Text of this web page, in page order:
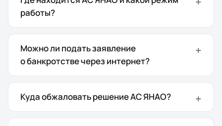
работы?
Можно ли подать заявление
о банкротстве через интернет?
Куда обжаловать решение АС ЯНАО?